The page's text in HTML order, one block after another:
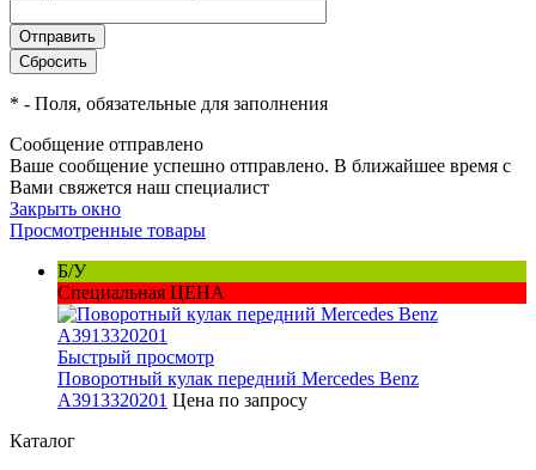
* - Поля, обязательные для заполнения
Сообщение отправлено
Ваше сообщение успешно отправлено. В ближайшее время с
Вами свяжется наш специалист
Закрыть окно
Просмотренные товары
Б/У
Специальная ЦЕНА
Быстрый просмотр
Поворотный кулак передний Mercedes Benz
A3913320201 Цена по запросу
Каталог